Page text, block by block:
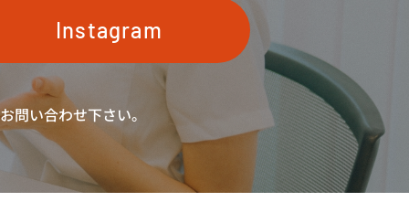
Instagram
問い合わせ下さい。